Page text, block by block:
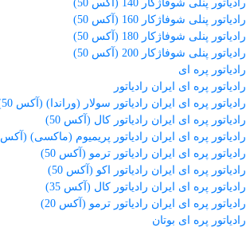
رادیاتور پنلی شوفاژکار 140 (آکس 50)
رادیاتور پنلی شوفاژکار 160 (آکس 50)
رادیاتور پنلی شوفاژکار 180 (آکس 50)
رادیاتور پنلی شوفاژکار 200 (آکس 50)
رادیاتور پره ای
رادیاتور پره ای ایران رادیاتور
رادیاتور پره ای ایران رادیاتور سولار (وراندا) (آکس 50)
رادیاتور پره ای ایران رادیاتور کال (آکس 50)
رادیاتور پره ای ایران رادیاتور پریمیوم (ماکسی) (آکس 50)
رادیاتور پره ای ایران رادیاتور ترمو (آکس 50)
رادیاتور پره ای ایران رادیاتور اکو (آکس 50)
رادیاتور پره ای ایران رادیاتور کال (آکس 35)
رادیاتور پره ای ایران رادیاتور ترمو (آکس 20)
رادیاتور پره ای بوتان